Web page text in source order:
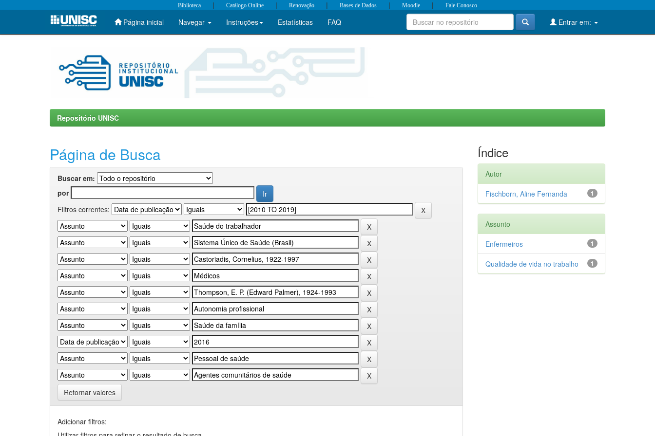
Skip
Biblioteca | Catálogo Online | Renovação | Bases de Dados | Moodle | Fale Conosco
Página inicial Navegar Instruções Estatísticas FAQ Entrar em:
Repositório UNISC
Página de Busca
Buscar em:
por
Filtros correntes:
Retornar valores
Adicionar filtros:
Índice
Autor
1
Fischborn, Aline Fernanda
Assunto
1
Enfermeiros
1
Qualidade de vida no trabalho